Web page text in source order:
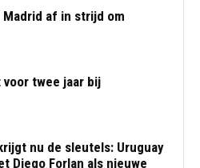
Madrid af in strijd om
voor twee jaar bij
nu de sleutels: Uruguay
Diego Forlan als nieuwe